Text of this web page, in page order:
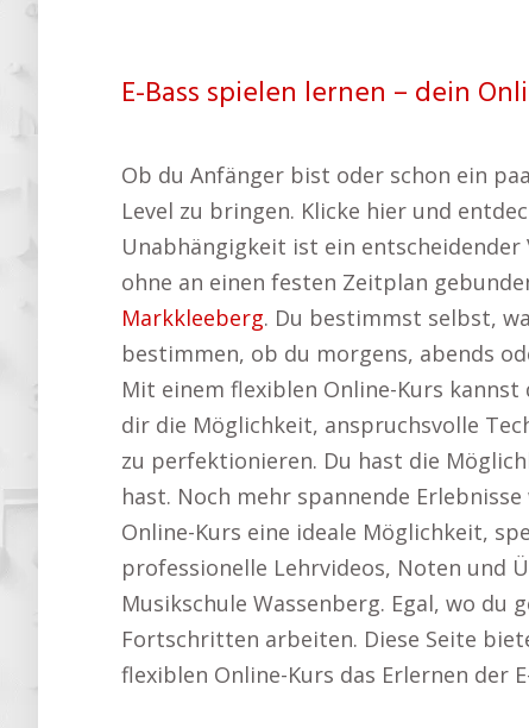
E-Bass spielen lernen – dein
Ob du Anfänger bist oder schon ein
Level zu bringen. Klicke hier und
Unabhängigkeit ist ein
ohne an einen festen Zeitplan
Markkleeberg. Du bestimmst selbst,
bestimmen, ob du morgens, abends
Mit einem flexiblen Online-Kurs
dir die Möglichkeit, anspruchsvolle
zu perfektionieren. Du hast die
hast. Noch mehr spannende
Online-Kurs eine ideale Möglichkeit,
professionelle Lehrvideos, Noten und
Musikschule Wassenberg. Egal, wo
Fortschritten arbeiten. Diese Seite
flexiblen Online-Kurs das Erlernen der